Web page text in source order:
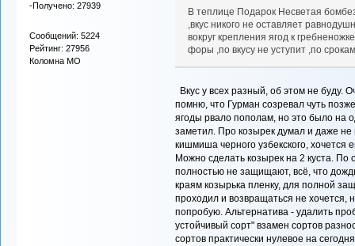
-Получено: 27939
Сообщений: 5224
Рейтинг: 27956
Коломна МО
В теплице Подарок Несветая
,вкус никого не оставляет
вокруг крепления ягод к
форы ,по вкусу не уступит ,по
Вкус у всех разный, об этом не буду.
помню, что Гурман созревал чуть
ягоды рвало пополам, но это было на
заметил. Про козырек думал и даже не
кишмиша черного узбекского,
Можно сделать козырек на 2 куста.
полностью не защищают, всё, что
краям козырька пленку, для полной
проходил и возвращаться не
попробую. Альтернатива - удалить
устойчивый сорт" взамен сортов
сортов практически нулевое на